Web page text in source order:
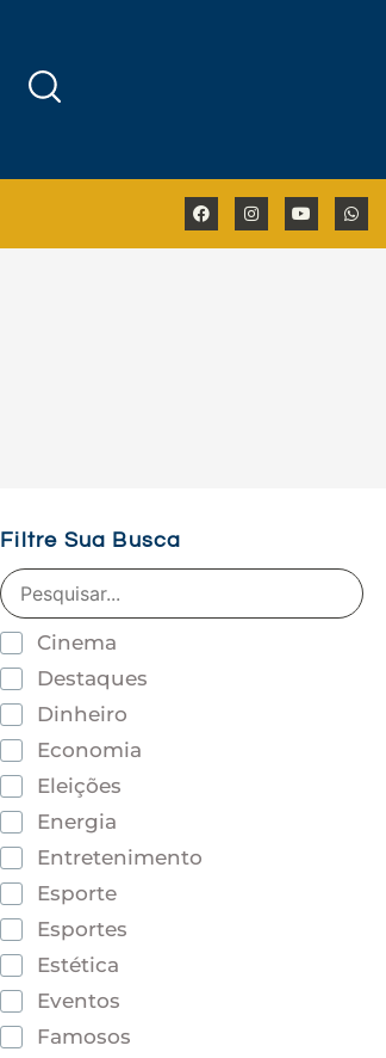
Filtre Sua Busca
Cinema
Destaques
Dinheiro
Economia
Eleições
Energia
Entretenimento
Esporte
Esportes
Estética
Eventos
Famosos